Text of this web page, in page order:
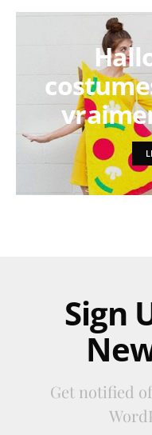
Sign
Get notified